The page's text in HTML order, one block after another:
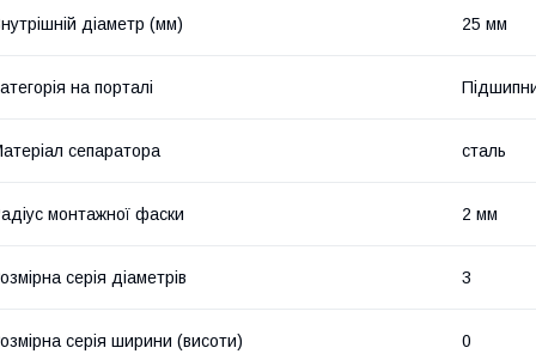
діаметр (мм) 25 мм
на порталі
сепаратора сталь
монтажної фаски 2 мм
серія діаметрів 3
серія ширини (висоти) 0